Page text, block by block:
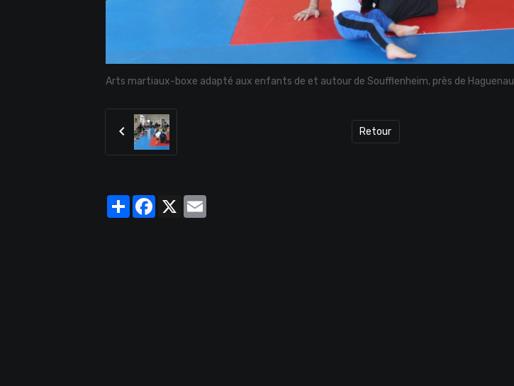
Arts martiaux-boxe adapté aux enfants de et autour de Soufflenheim, près de Haguenau
Retour
PartagerFacebook
X